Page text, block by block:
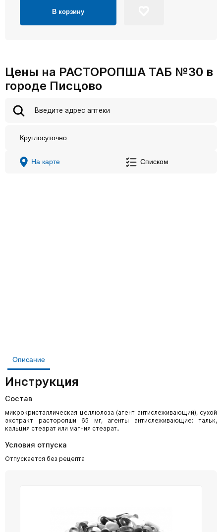
В корзину
Цены на РАСТОРОПША ТАБ №30 в
городе Писцово
Круглосуточно
На карте Списком
Описание
Инструкция
Состав
микрокристаллическая целлюлоза (агент антислеживающий), сухой
экстракт расторопши 65 мг, агенты антислеживающие: тальк,
кальция стеарат или магния стеарат..
Условия отпуска
Отпускается без рецепта